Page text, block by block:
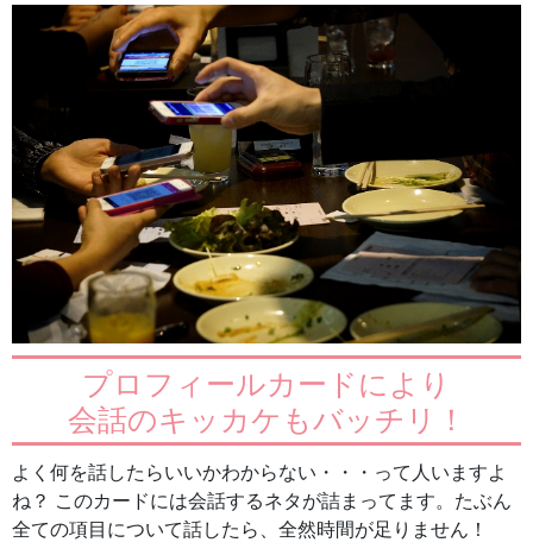
プロフィールカードにより
会話のキッカケもバッチリ！
よく何を話したらいいかわからない・・・って人いますよ
ね？ このカードには会話するネタが詰まってます。たぶん
全ての項目について話したら、全然時間が足りません！